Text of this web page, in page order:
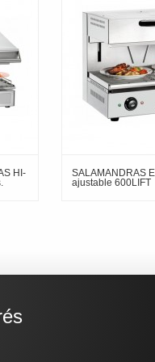
HI-
SALAMANDRAS
ajustable 600LIFT